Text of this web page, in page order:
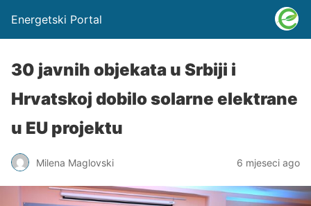
Energetski Portal
30 javnih objekata u Srbiji i
Hrvatskoj dobilo solarne elektrane
u EU projektu
Milena Maglovski 6 mjeseci ago